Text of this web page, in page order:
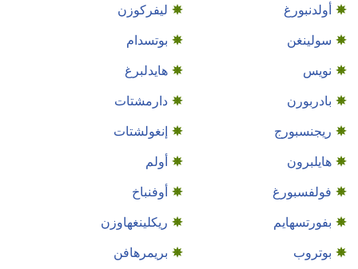
أولدنبورغ
ليفركوزن
سولينغن
بوتسدام
نويس
هايدلبرغ
بادربورن
دارمشتات
ريجنسبورج
إنغولشتات
هايلبرون
أولم
فولفسبورغ
أوفنباخ
بفورتسهايم
ريكلينغهاوزن
بوتروب
بريمرهافن